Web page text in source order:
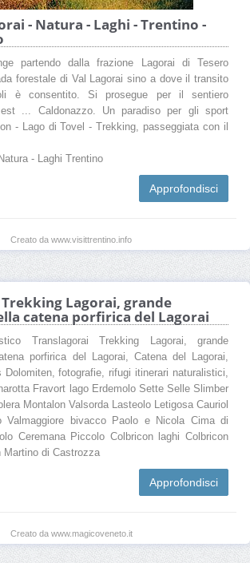
- Natura - Laghi - Trentino -
partendo dalla frazione Lagorai di Tesero
forestale di Val Lagorai sino a dove il transito
è consentito. Si prosegue per il sentiero
... Caldonazzo. Un paradiso per gli sport
- Lago di Tovel - Trekking, passeggiata con il
- Laghi Trentino
Approfondisci
Creato da www.visittrentino.info
Lagorai, grande
catena porfirica del Lagorai
Translagorai Trekking Lagorai, grande
porfirica del Lagorai, Catena del Lagorai,
Dolomiten, fotografie, rifugi itinerari naturalistici,
Fravort lago Erdemolo Sette Selle Slimber
Montalon Valsorda Lasteolo Letigosa Cauriol
Valmaggiore bivacco Paolo e Nicola Cima di
Ceremana Piccolo Colbricon laghi Colbricon
Martino di Castrozza
Approfondisci
Creato da www.magicoveneto.it